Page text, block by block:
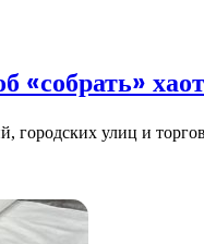
«собрать»
улиц и